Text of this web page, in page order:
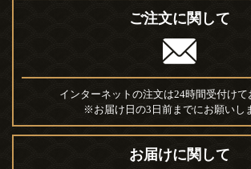
ご注文に関して
インターネットの注文は24時間受付けて
※お届け日の3日前までにお願いし
お届けに関して